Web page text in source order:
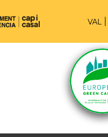
VAL